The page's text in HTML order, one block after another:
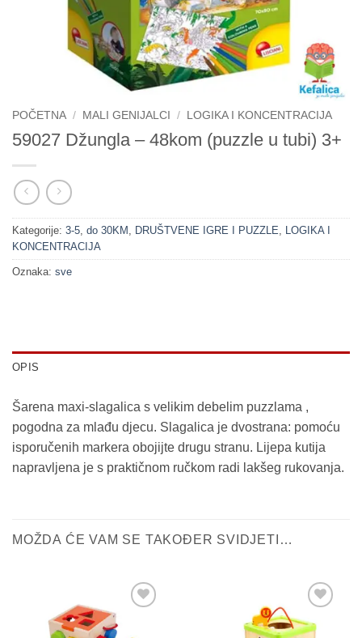
POČETNA / MALI GENIJALCI / LOGIKA I KONCENTRACIJA
59027 Džungla – 48kom (puzzle u tubi) 3+
Kategorije: 3-5, do 30KM , DRUŠTVENE IGRE I PUZZLE, LOGIKA I
KONCENTRACIJA
Oznaka: sve
OPIS
Šarena maxi-slagalica s velikim debelim puzzlama ,
pogodna za mlađu djecu. Slagalica je dvostrana: pomoću
isporučenih markera obojijte drugu stranu. Lijepa kutija
napravljena je s praktičnom ručkom radi lakšeg rukovanja.
MOŽDA ĆE VAM SE TAKOĐER SVIDJETI…
proizvod
Sačuvaj
proizvod